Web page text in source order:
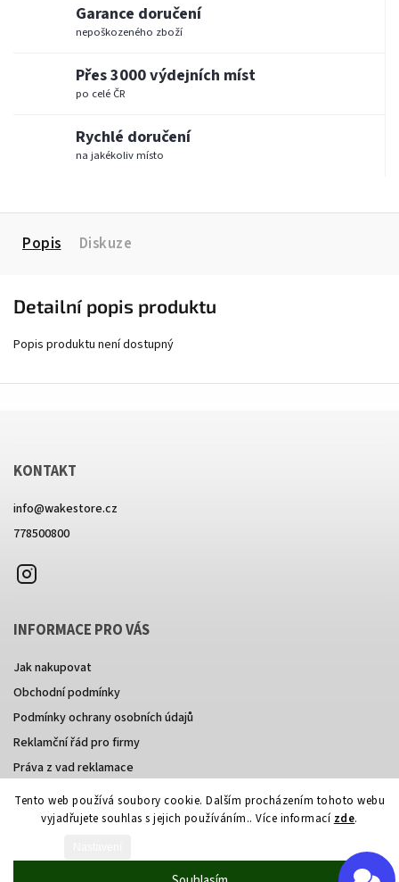
Tento web používá soubory cookie. Dalším procházením tohoto webu
vyjadřujete souhlas s jejich používáním.. Více informací zde.
Garance doručení
nepoškozeného zboží
Přes 3000 výdejních míst
po celé ČR
Rychlé doručení
na jakékoliv místo
Popis Diskuze
Detailní popis produktu
Popis produktu není dostupný
KONTAKT
info@wakestore.cz
778500800
INFORMACE PRO VÁS
Jak nakupovat
Obchodní podmínky
Podmínky ochrany osobních údajů
Reklamční řád pro firmy
Práva z vad reklamace